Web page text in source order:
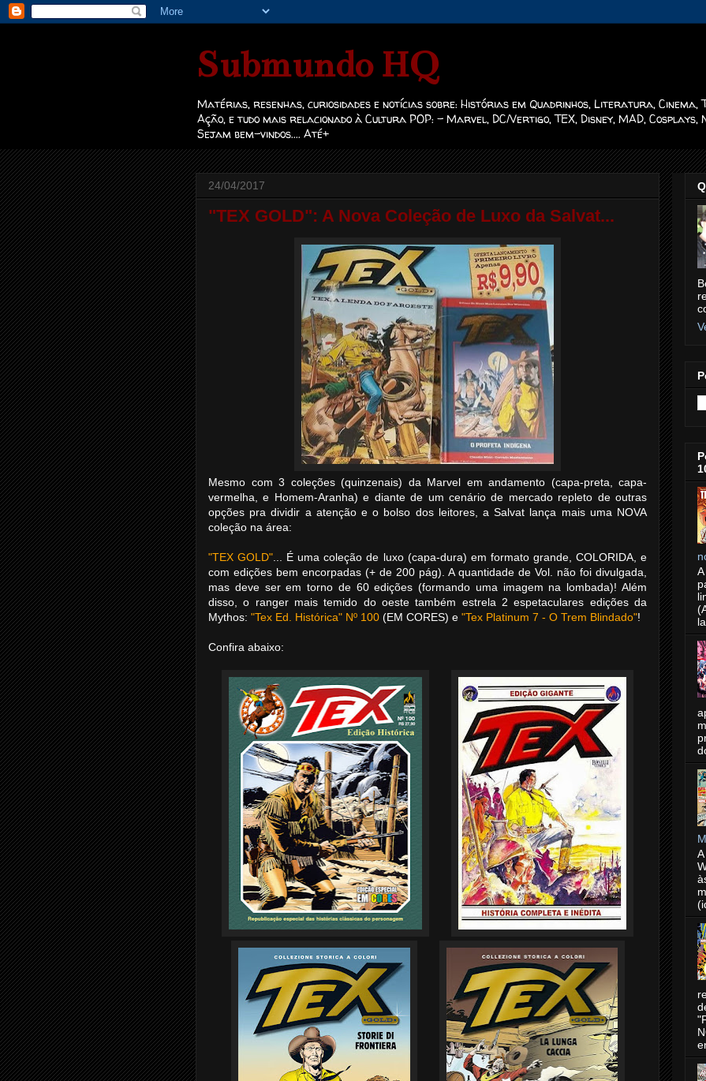
Submundo HQ
Matérias, resenhas, curiosidades e notícias sobre: Histórias em Quadrinhos, Literatura, Cinema,
Ação, e tudo mais relacionado à Cultura POP: - Marvel, DC/Vertigo, TEX, Disney, MAD,
Sejam bem-vindos.... Até+
24/04/2017
"TEX GOLD": A Nova Coleção de Luxo da Salvat...
Mesmo com 3 coleções (quinzenais) da Marvel em andamento (capa-preta, capa-
vermelha, e Homem-Aranha) e diante de um cenário de mercado repleto de outras
opções pra dividir a atenção e o bolso dos leitores, a Salvat lança mais uma NOVA
coleção na área:
"TEX GOLD" ... É uma coleção de luxo (capa-dura) em formato grande, COLORIDA, e
com edições bem encorpadas (+ de 200 pág). A quantidade de Vol. não foi divulgada,
mas deve ser em torno de 60 edições (formando uma imagem na lombada)! Além
disso, o ranger mais temido do oeste também estrela 2 espetaculares edições da
Mythos: "Tex Ed. Histórica" Nº 100 (EM CORES) e "Tex Platinum 7 - O Trem Blindado"!
Confira abaixo: